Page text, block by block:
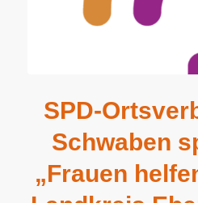
SPD-
Schwaben
„Frauen